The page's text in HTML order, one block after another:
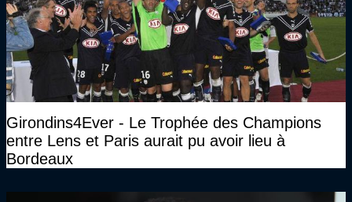
Girondins4Ever - Le Trophée des Champions
entre Lens et Paris aurait pu avoir lieu à
Bordeaux